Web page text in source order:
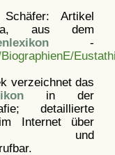
Artikel
aus dem
-
verzeichnet das
in der
detaillierte
Internet über